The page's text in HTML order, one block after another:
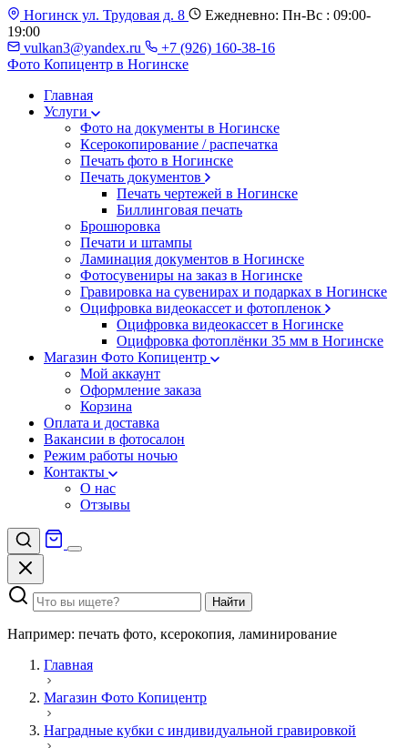
Ногинск ул. Трудовая д. 8
Ежедневно: Пн-Вс : 09:00-
19:00
vulkan3@yandex.ru
+7 (926) 160-38-16
Фото Копицентр в Ногинске
Главная
Услуги
Фото на документы в Ногинске
Ксерокопирование / распечатка
Печать фото в Ногинске
Печать документов
Печать чертежей в Ногинске
Биллинговая печать
Брошюровка
Печати и штампы
Ламинация документов в Ногинске
Фотосувениры на заказ в Ногинске
Гравировка на сувенирах и подарках в Ногинске
Оцифровка видеокассет и фотопленок
Оцифровка видеокассет в Ногинске
Оцифровка фотоплёнки 35 мм в Ногинске
Магазин Фото Копицентр
Мой аккаунт
Оформление заказа
Корзина
Оплата и доставка
Вакансии в фотосалон
Режим работы ночью
Контакты
О нас
Отзывы
Найти
Например: печать фото, ксерокопия, ламинирование
Главная
Магазин Фото Копицентр
Наградные кубки с индивидуальной гравировкой